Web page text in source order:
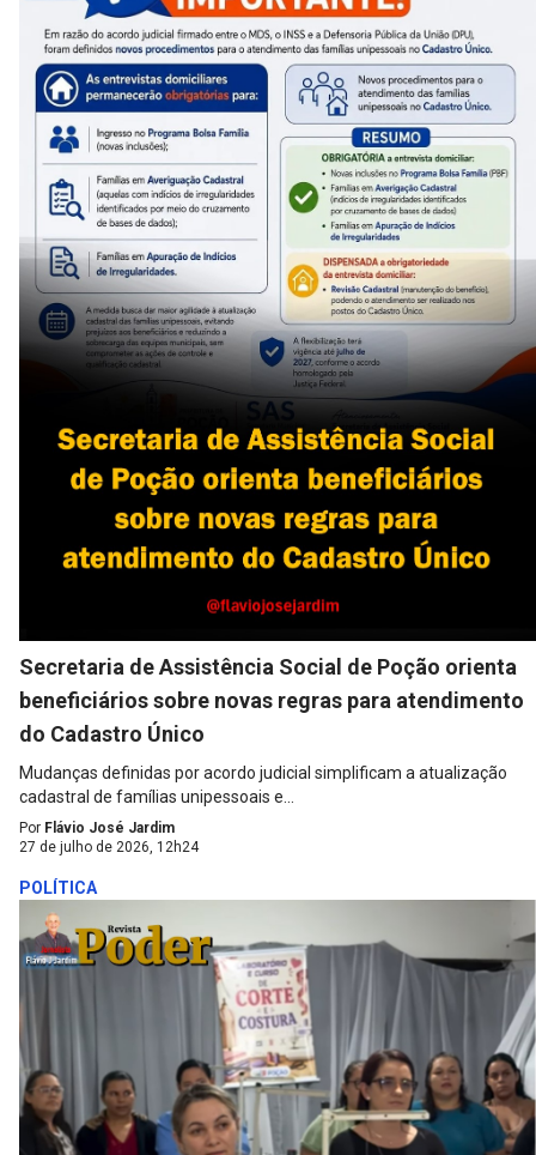
Secretaria de Assistência Social de Poção orienta
beneficiários sobre novas regras para atendimento
do Cadastro Único
Mudanças definidas por acordo judicial simplificam a atualização
cadastral de famílias unipessoais e...
Por Flávio José Jardim
27 de julho de 2026, 12h24
POLÍTICA